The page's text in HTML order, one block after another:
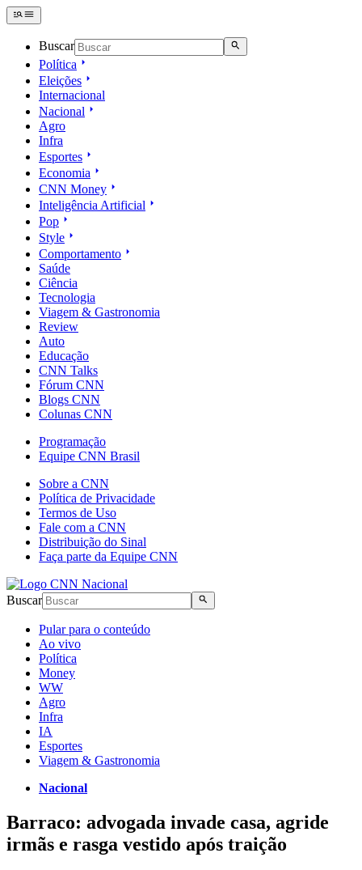
Buscar
Política
Eleições
Internacional
Nacional
Agro
Infra
Esportes
Economia
CNN Money
Inteligência Artificial
Pop
Style
Comportamento
Saúde
Ciência
Tecnologia
Viagem & Gastronomia
Review
Auto
Educação
CNN Talks
Fórum CNN
Blogs CNN
Colunas CNN
Programação
Equipe CNN Brasil
Sobre a CNN
Política de Privacidade
Termos de Uso
Fale com a CNN
Distribuição do Sinal
Faça parte da Equipe CNN
Buscar
Pular para o conteúdo
Ao vivo
Política
Money
WW
Agro
Infra
IA
Esportes
Viagem & Gastronomia
Nacional
Barraco: advogada invade casa, agride
irmãs e rasga vestido após traição